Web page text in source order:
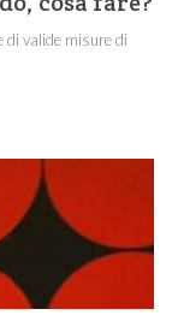
di valide misure di